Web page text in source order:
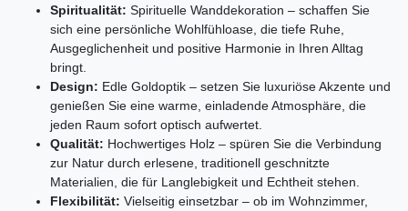
Spiritualität: Spirituelle Wanddekoration – schaffen Sie
sich eine persönliche Wohlfühloase, die tiefe Ruhe,
Ausgeglichenheit und positive Harmonie in Ihren Alltag
bringt.
Design: Edle Goldoptik – setzen Sie luxuriöse Akzente und
genießen Sie eine warme, einladende Atmosphäre, die
jeden Raum sofort optisch aufwertet.
Qualität: Hochwertiges Holz – spüren Sie die Verbindung
zur Natur durch erlesene, traditionell geschnitzte
Materialien, die für Langlebigkeit und Echtheit stehen.
Flexibilität: Vielseitig einsetzbar – ob im Wohnzimmer,